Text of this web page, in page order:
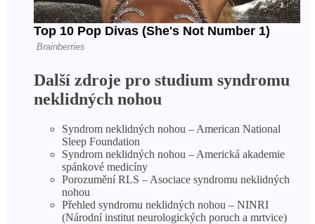
Další zdroje pro studium syndromu
neklidných nohou
Syndrom neklidných nohou – American National
Sleep Foundation
Syndrom neklidných nohou – Americká akademie
spánkové medicíny
Porozumění RLS – Asociace syndromu neklidných
nohou
Přehled syndromu neklidných nohou – NINRI
(Národní institut neurologických poruch a mrtvice)